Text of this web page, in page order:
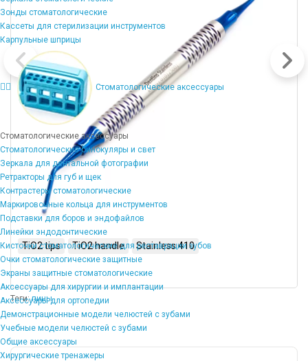
Зонды стоматологические
Кассеты для стерилизации инструментов
Карпульные шприцы
Стоматологические аксессуары
Стоматологические аксессуары
Стоматологические бинокуляры и свет
Зеркала для дентальной фотографии
Ретракторы для губ и щек
Контрастеры стоматологические
Маркировочные кольца для инструментов
Подставки для боров и эндофайлов
Линейки эндодонтические
Кисточки стоматологические для реставрации зубов
Очки стоматологические защитные
Экраны защитные стоматологические
Аксессуары для хирургии и имплантации
Аксессуары для ортопедии
Демонстрационные модели челюстей с зубами
Учебные модели челюстей с зубами
Общие аксессуары
Хирургические тренажеры
TiO2 tips TiO2 handle Stainless 410
Теги:пины